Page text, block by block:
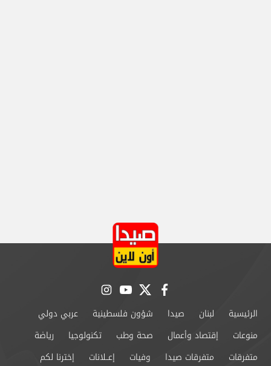
facebook
twitter
youtube
instagram
الرئيسية لبنان صيدا شؤون فلسطينية
عربي دولي
منوعات
إقتصاد وأعمال صحة وطب تكنولوجيا
رياضة
متفرقات
متفرقات صيدا وفيات إعــلانات إخترنا لكم